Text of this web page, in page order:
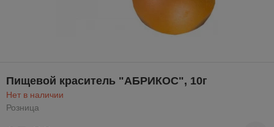
Пищевой краситель "АБРИКОС", 10г
Нет в наличии
Розница